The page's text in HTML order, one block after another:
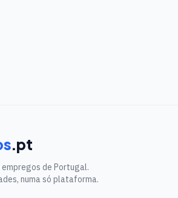
.pt
de Portugal.
numa só plataforma.